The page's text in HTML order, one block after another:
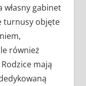
gabinet
turnusy objęte
również
mają